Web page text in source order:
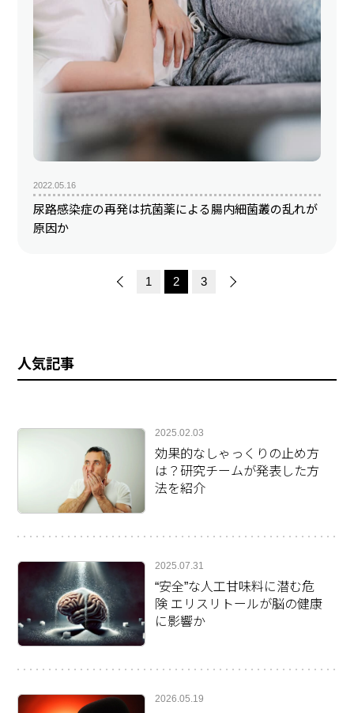
2022.05.16
尿路感染症の再発は抗菌薬による腸内細菌叢の乱れが
原因か
1 2 3
人気記事
2025.02.03
効果的なしゃっくりの止め方
は？研究チームが発表した方
法を紹介
2025.07.31
“安全”な人工甘味料に潜む危
険 エリスリトールが脳の健康
に影響か
2026.05.19